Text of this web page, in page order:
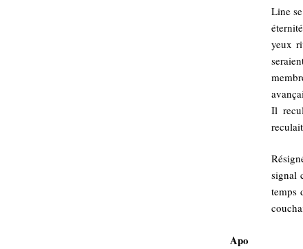
Line
yeux
Il
signal
temps
Apo